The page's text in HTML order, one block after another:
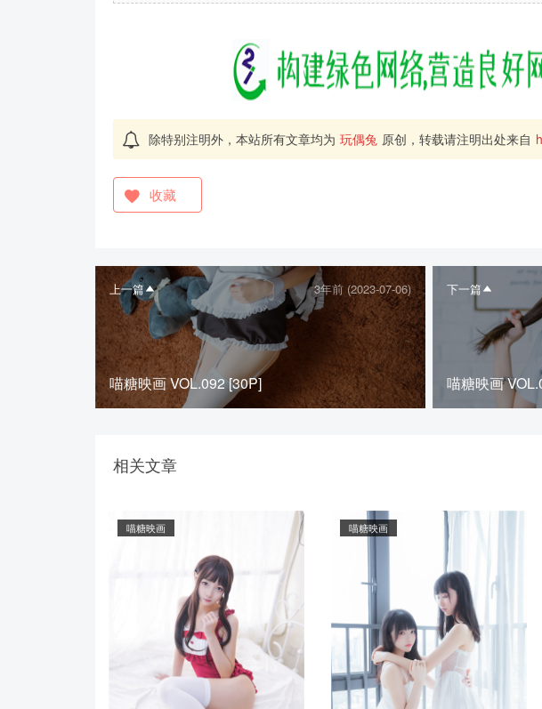
除特别注明外，本站所有文章均为 玩偶兔 原创，转载请注明出处来自
收藏
上一篇 3年前 (2023-07-06)
喵糖映画 VOL.092 [30P]
下一篇
喵糖映画
相关文章
喵糖映画 喵糖映画